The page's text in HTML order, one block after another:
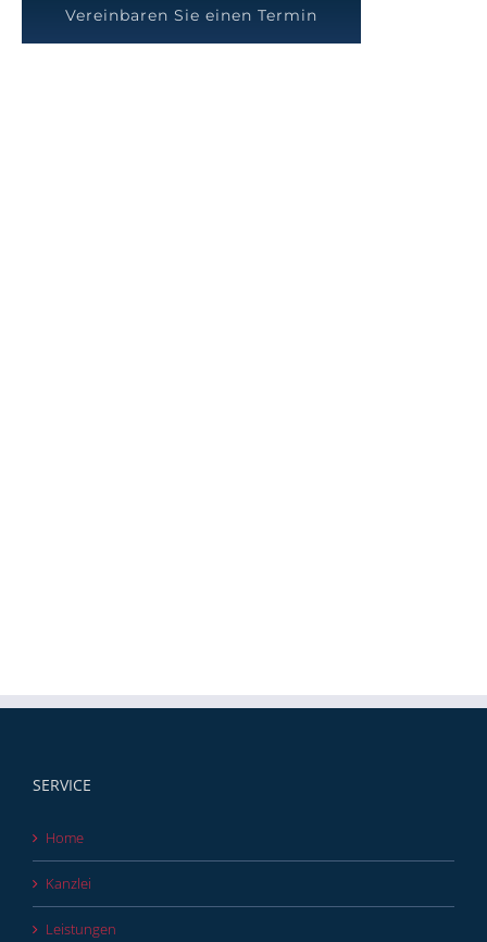
Vereinbaren Sie einen Termin
SERVICE
Home
Kanzlei
Leistungen